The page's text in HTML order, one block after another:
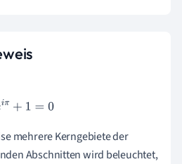
e iπ+1 =0
mehrere Kerngebiete der
Abschnitten wird beleuchtet,